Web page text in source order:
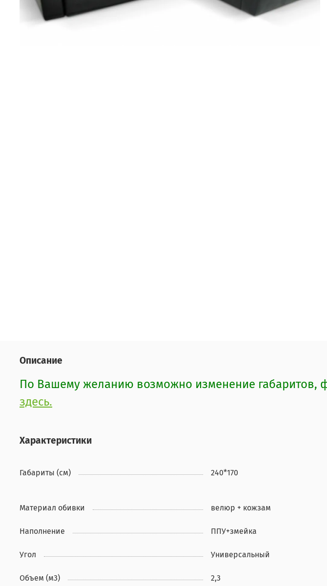
Описание
По Вашему желанию возможно изменение габаритов,
здесь.
Характеристики
Габариты (см) 240*170
Материал обивки велюр + кожзам
Наполнение ППУ+змейка
Угол Универсальный
Объем (м3) 2,3